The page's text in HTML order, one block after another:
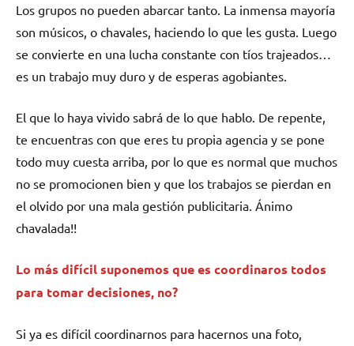
Los grupos no pueden abarcar tanto. La inmensa mayoría
son músicos, o chavales, haciendo lo que les gusta. Luego
se convierte en una lucha constante con tíos trajeados…
es un trabajo muy duro y de esperas agobiantes.
El que lo haya vivido sabrá de lo que hablo. De repente,
te encuentras con que eres tu propia agencia y se pone
todo muy cuesta arriba, por lo que es normal que muchos
no se promocionen bien y que los trabajos se pierdan en
el olvido por una mala gestión publicitaria. Ánimo
chavalada!!
Lo más difícil suponemos que es coordinaros todos
para tomar decisiones, no?
Si ya es difícil coordinarnos para hacernos una foto,